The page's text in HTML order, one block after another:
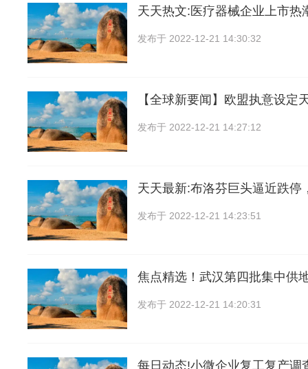
天天热文:医疗器械企业上市热
发布于 2022-12-21 14:30:32
【全球新要闻】欧盟执意设定
发布于 2022-12-21 14:27:12
天天最新:布洛芬巨头逼近跌停
发布于 2022-12-21 14:23:51
焦点精选！武汉第四批集中供
发布于 2022-12-21 14:20:31
每日动态!小微企业复工复产调